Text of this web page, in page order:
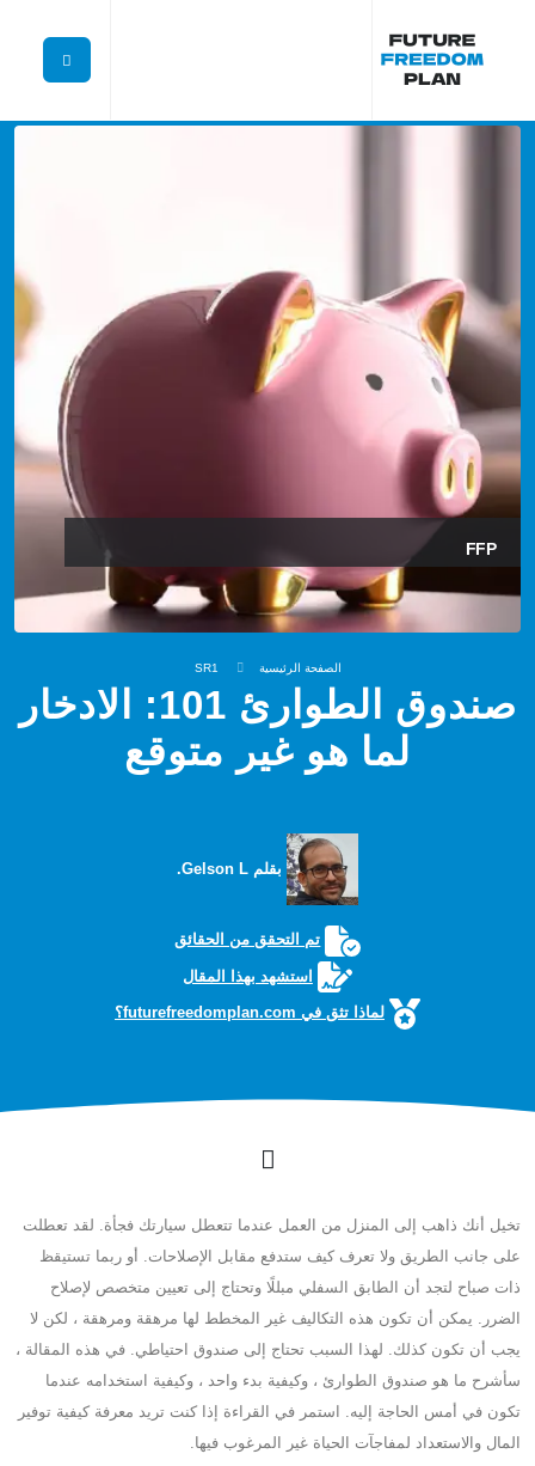
FFP
الصفحة الرئيسية SR1
صندوق الطوارئ 101: الادخار
لما هو غير متوقع
بقلم Gelson L.
تم التحقق من الحقائق
استشهد بهذا المقال
لماذا تثق في futurefreedomplan.com؟
تخيل أنك ذاهب إلى المنزل من العمل عندما تتعطل سيارتك فجأة. لقد تعطلت
على جانب الطريق ولا تعرف كيف ستدفع مقابل الإصلاحات. أو ربما تستيقظ
ذات صباح لتجد أن الطابق السفلي مبللًا وتحتاج إلى تعيين متخصص لإصلاح
الضرر. يمكن أن تكون هذه التكاليف غير المخطط لها مرهقة ومرهقة ، لكن لا
يجب أن تكون كذلك. لهذا السبب تحتاج إلى صندوق احتياطي. في هذه المقالة ،
سأشرح ما هو صندوق الطوارئ ، وكيفية بدء واحد ، وكيفية استخدامه عندما
تكون في أمس الحاجة إليه. استمر في القراءة إذا كنت تريد معرفة كيفية توفير
المال والاستعداد لمفاجآت الحياة غير المرغوب فيها.